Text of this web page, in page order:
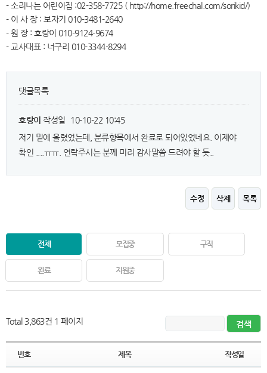
- 소리나는 어린이집 :02-358-7725 ( http://home.freechal.com/sorikid/)
- 이 사 장 : 보자기 010-3481-2640
- 원 장 : 호랑이 010-9124-9674
- 교사대표 : 너구리 010-3344-8294
댓글목록
호랑이 작성일
10-10-22 10:45
저기 밑에 올렸었는데, 분류항목에서 완료로 되어있었네요. 이제야
확인 ....ㅠㅠ. 연락주시는 분께 미리 감사말씀 드려야 할 듯..
수정 삭제 목록
전체 모집중 구직
완료 지원중
Total 3,863건 1 페이지
번호 제목 작성일